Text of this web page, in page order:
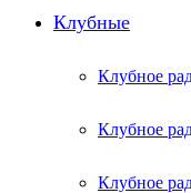
Клубные
Клубное
Клубное
Клубное